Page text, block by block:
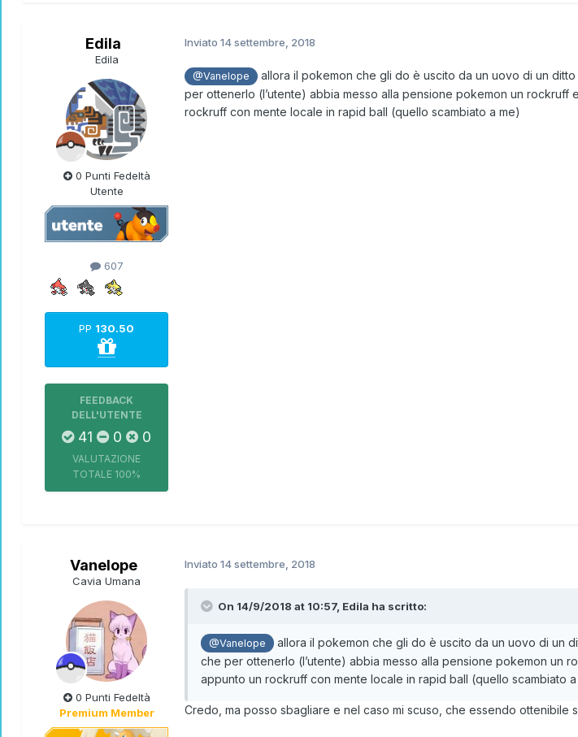
Edila
Edila
0 Punti Fedeltà
Utente
607
PP 130.50
FEEDBACK
DELL'UTENTE
41 0 0
VALUTAZIONE
TOTALE 100%
Inviato 14 settembre, 2018
@Vanelope
allora il pokemon che gli do è uscito da un uovo di un
per ottenerlo (l’utente) abbia messo alla pensione pokemon un
rockruff con mente locale in rapid ball (quello scambiato a me)
Vanelope
Cavia Umana
0 Punti Fedeltà
Premium Member
Inviato 14 settembre, 2018
On 14/9/2018 at 10:57, Edila ha scritto:
@Vanelope
allora il pokemon che gli do è uscito da un uovo di un
che per ottenerlo (l’utente) abbia messo alla pensione pokemon un
appunto un rockruff con mente locale in rapid ball (quello scambiato a
Credo, ma posso sbagliare e nel caso mi scuso, che essendo